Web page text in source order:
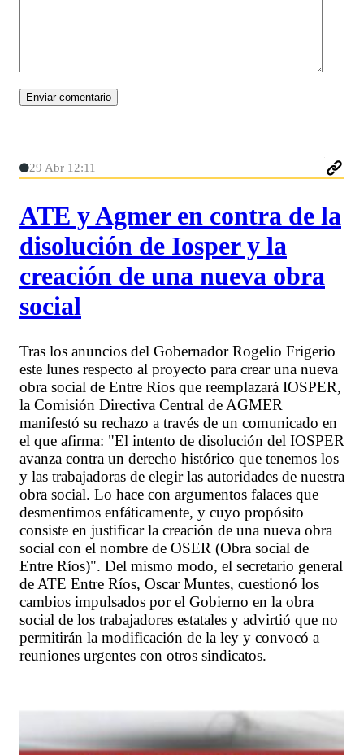
29 Abr 12:11
ATE y Agmer en contra de la
disolución de Iosper y la
creación de una nueva obra
social
Tras los anuncios del Gobernador Rogelio Frigerio
este lunes respecto al proyecto para crear una nueva
obra social de Entre Ríos que reemplazará IOSPER,
la Comisión Directiva Central de AGMER
manifestó su rechazo a través de un comunicado en
el que afirma: "El intento de disolución del IOSPER
avanza contra un derecho histórico que tenemos los
y las trabajadoras de elegir las autoridades de nuestra
obra social. Lo hace con argumentos falaces que
desmentimos enfáticamente, y cuyo propósito
consiste en justificar la creación de una nueva obra
social con el nombre de OSER (Obra social de
Entre Ríos)". Del mismo modo, el secretario general
de ATE Entre Ríos, Oscar Muntes, cuestionó los
cambios impulsados por el Gobierno en la obra
social de los trabajadores estatales y advirtió que no
permitirán la modificación de la ley y convocó a
reuniones urgentes con otros sindicatos.